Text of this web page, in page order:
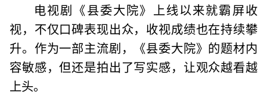
电视剧《县委大院》上线以来就霸屏收
视，不仅口碑表现出众，收视成绩也在持续攀
升。作为一部主流剧，《县委大院》的题材内
容敏感，但还是拍出了写实感，让观众越看越
上头。